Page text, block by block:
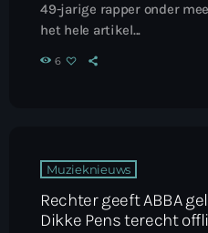
49-jarige rapper onder
het hele artikel...
6
Muzieknieuws
Rechter geeft ABBA
Dikke Pens terecht